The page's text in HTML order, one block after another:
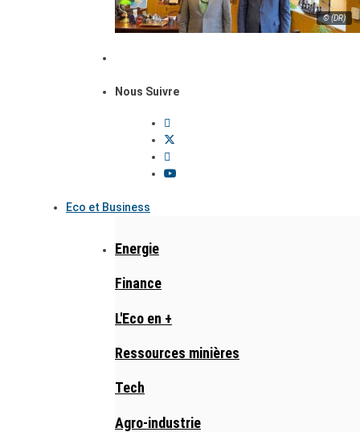
© (DR)
Nous Suivre
Eco et Business
Energie
Finance
L'Eco en +
Ressources minières
Tech
Agro-industrie